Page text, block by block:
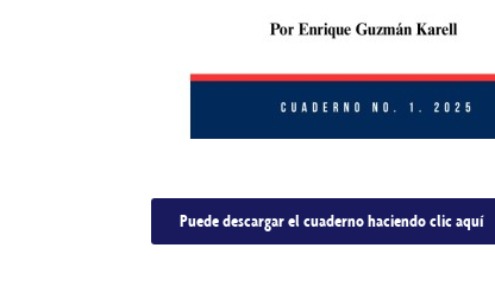
Puede descargar el cuaderno haciendo clic aquí